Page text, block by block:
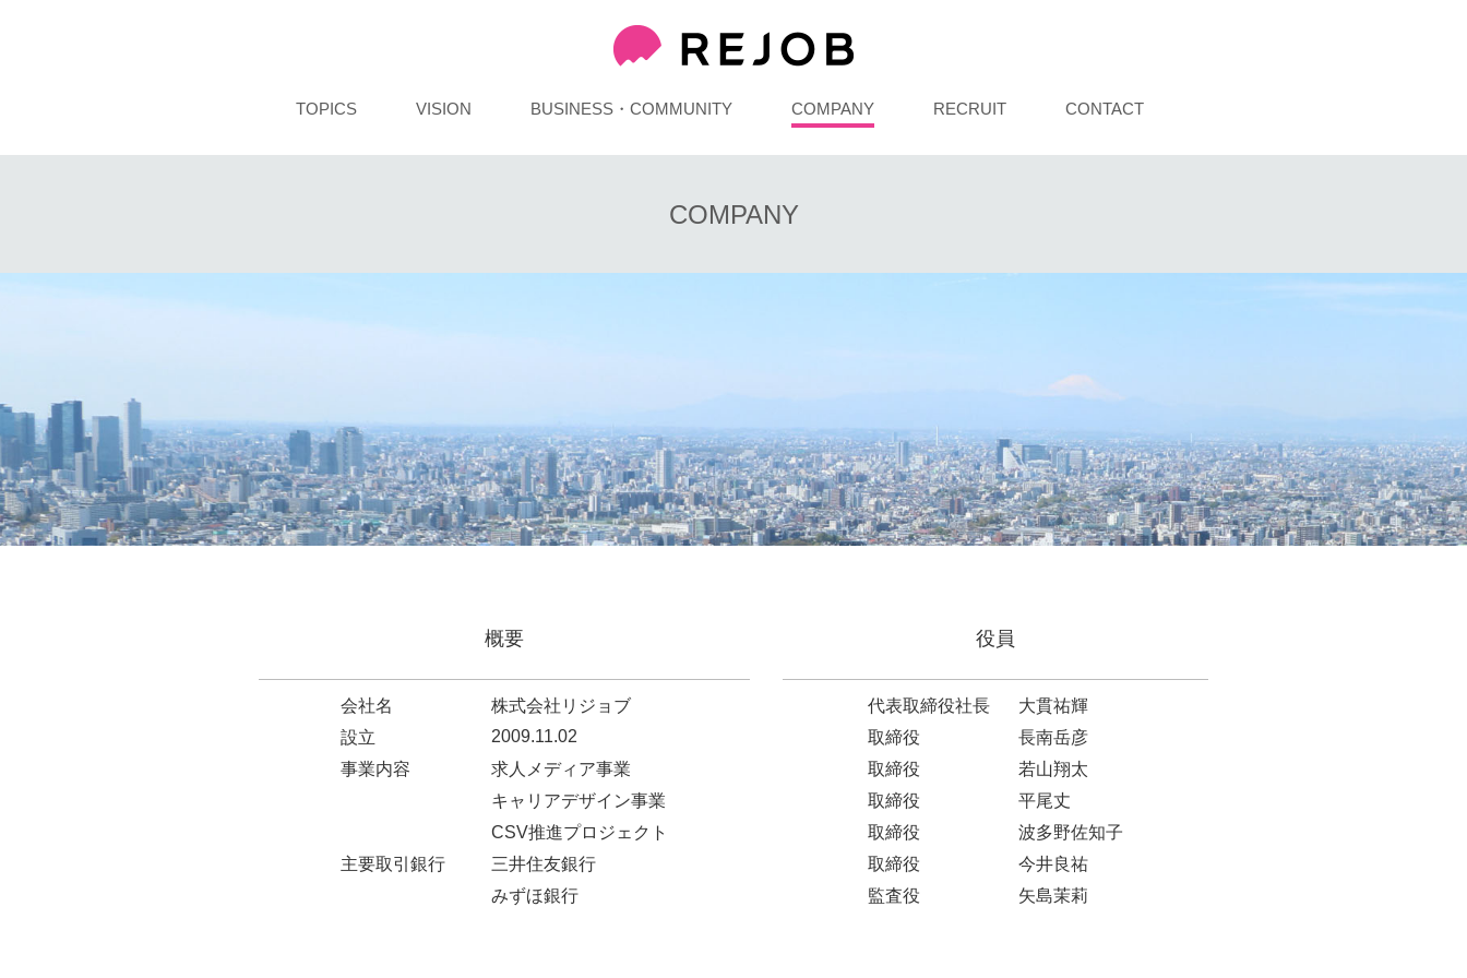
TOPICS VISION BUSINESS・COMMUNITY COMPANY RECRUIT CONTACT
COMPANY
概要
会社名
株式会社リジョブ
設立
2009.11.02
事業内容
求人メディア事業
キャリアデザイン事業
CSV推進プロジェクト
主要取引銀行
三井住友銀行
みずほ銀行
役員
代表取締役社長
大貫祐輝
取締役
長南岳彦
取締役
若山翔太
取締役
平尾丈
取締役
波多野佐知子
取締役
今井良祐
監査役
矢島茉莉